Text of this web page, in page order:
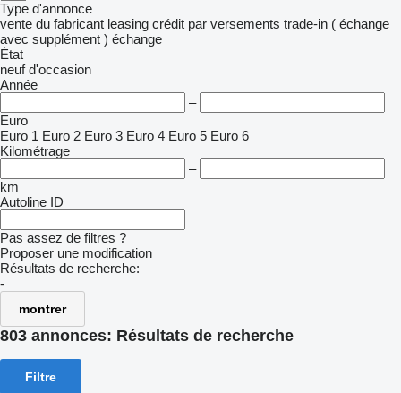
Type d'annonce
vente du fabricant leasing crédit par versements trade-in ( échange
avec supplément ) échange
État
neuf d'occasion
Année
–
Euro
Euro 1 Euro 2 Euro 3 Euro 4 Euro 5 Euro 6
Kilométrage
–
km
Autoline ID
Pas assez de filtres ?
Proposer une modification
Résultats de recherche:
-
montrer
803 annonces: Résultats de recherche
Filtre